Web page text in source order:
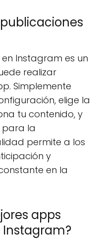
Instagram es un
realizar
Simplemente
elige la
tu contenido, y
la
permite a los
y
en la
apps